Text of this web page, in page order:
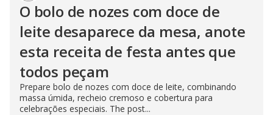
O bolo de nozes com doce de
leite desaparece da mesa, anote
esta receita de festa antes que
todos peçam
Prepare bolo de nozes com doce de leite, combinando
massa úmida, recheio cremoso e cobertura para
celebrações especiais. The post...